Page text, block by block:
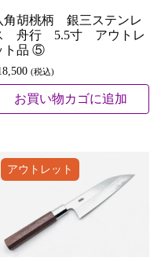
角胡桃柄 銀三ステンレ
舟行 5.5寸 アウトレ
ト品 ⑤
(税込)
お買い物カゴに追加
アウトレット